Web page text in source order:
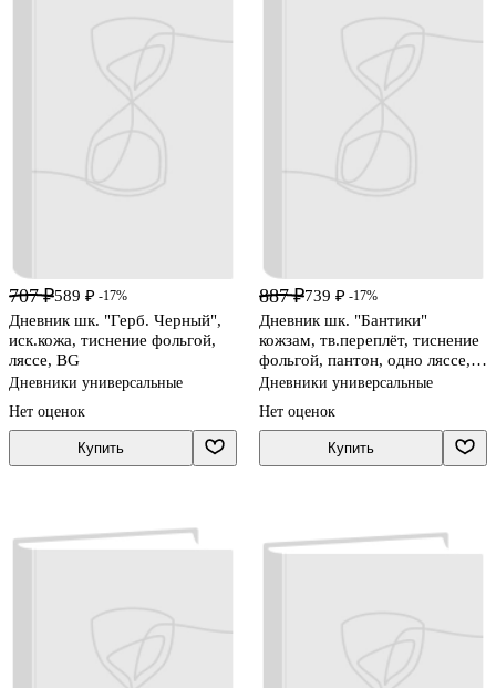
707 ₽589 ₽ -17%
Дневник шк. "Герб. Черный",
иск.кожа, тиснение фольгой,
ляссе, BG
Дневники универсальные
Нет оценок
Купить
887 ₽739 ₽ -17%
Дневник шк. "Бантики"
кожзам, тв.переплёт, тиснение
фольгой, пантон, одно ляссе,
загругл.углы,
Дневники универсальные
Нет оценок
Купить